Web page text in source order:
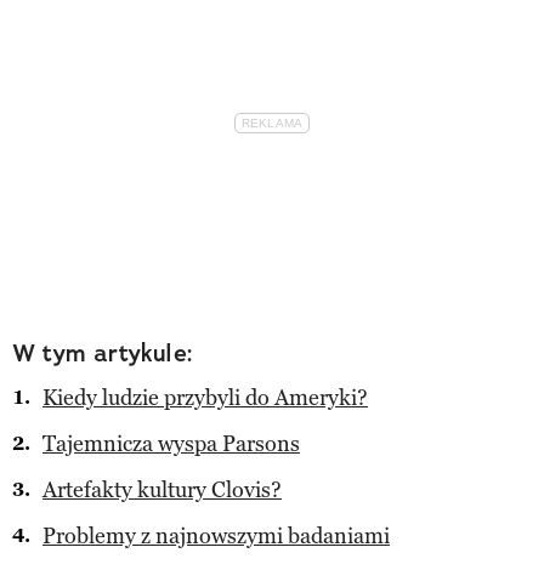
W tym artykule:
Kiedy ludzie przybyli do Ameryki?
Tajemnicza wyspa Parsons
Artefakty kultury Clovis?
Problemy z najnowszymi badaniami